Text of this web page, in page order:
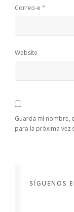
Correo-e *
Website
Guarda mi nombre,
para la próxima vez
SÍGUENOS